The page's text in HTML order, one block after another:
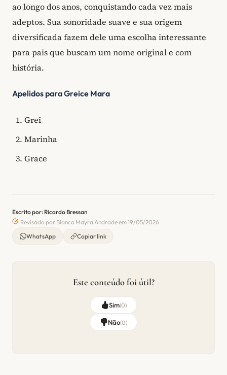
ao longo dos anos, conquistando cada vez mais
adeptos. Sua sonoridade suave e sua origem
diversificada fazem dele uma escolha interessante
para pais que buscam um nome original e com
história.
Apelidos para Greice Mara
Grei
Marinha
Grace
Escrito por: Ricardo Bressan
Revisado por Bianca Mayra Andrade em 19/05/2026
WhatsApp
Copiar link
Este conteúdo foi útil?
Sim(0)
Não(0)